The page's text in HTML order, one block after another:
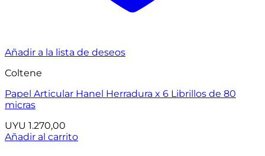
Añadir a la lista de deseos
Coltene
Papel Articular Hanel Herradura x 6 Librillos de 80
micras
UYU 1.270,00
Añadir al carrito